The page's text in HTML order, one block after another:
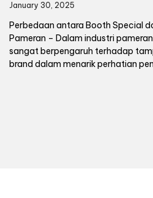
January 30, 2025
Perbedaan antara Booth Special
Pameran – Dalam industri
sangat berpengaruh terhadap
brand dalam menarik perhatian